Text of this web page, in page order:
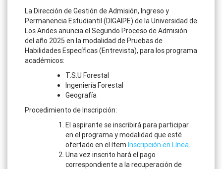
La Dirección de Gestión de Admisión, Ingreso y
Permanencia Estudiantil (DIGAIPE) de la Universidad de
Los Andes anuncia el Segundo Proceso de Admisión
del año 2025 en la modalidad de Pruebas de
Habilidades Específicas (Entrevista), para los programa
académicos:
T.S.U Forestal
Ingeniería Forestal
Geografía
Procedimiento de Inscripción:
El aspirante se inscribirá para participar
en el programa y modalidad que esté
ofertado en el ítem Inscripción en Línea
Una vez inscrito hará el pago
correspondiente a la recuperación de